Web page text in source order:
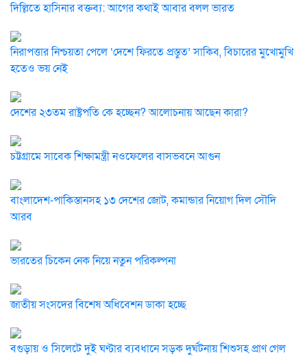
দিল্লিতে হাসিনার বক্তব্য: আগের কথাই আবার বলল ভারত
নিরাপত্তার নিশ্চয়তা পেলে ‘দেশে ফিরতে প্রস্তুত’ সাকিব, বিচারের মুখোমুখি
হতেও ভয় নেই
দেশের ২৩তম রাষ্ট্রপতি কে হচ্ছেন? আলোচনায় আছেন কারা?
চট্টগ্রামে সাবেক শিক্ষামন্ত্রী নওফেলের বাসভবনে আগুন
বাংলাদেশ-পাকিস্তানসহ ১৩ দেশের জোট, কমান্ডার নিয়োগ দিল সৌদি
আরব
ভারতের চিকেন নেক নিয়ে নতুন পরিকল্পনা
জাতীয় সংসদের বিশেষ অধিবেশন ডাকা হচ্ছে
বগুড়ায় ও সিলেটে দুই ঘণ্টার ব্যবধানে সড়ক দুর্ঘটনায় শিশুসহ প্রাণ গেল